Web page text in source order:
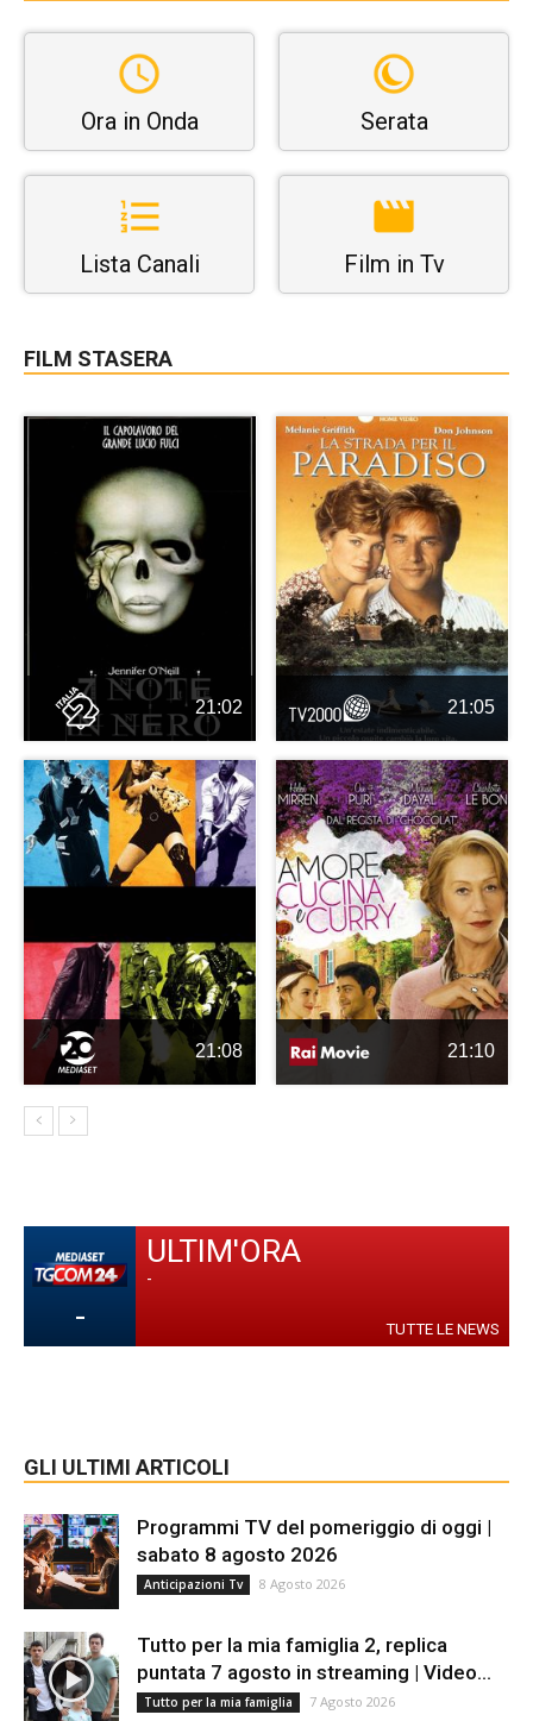
Ora in Onda Serata
Lista Canali Film in Tv
FILM STASERA
21:02 21:05
21:08 21:10
-
ULTIM'ORA
-
TUTTE LE NEWS
GLI ULTIMI ARTICOLI
Programmi TV del pomeriggio di oggi |
sabato 8 agosto 2026
Anticipazioni Tv 8 Agosto 2026
Tutto per la mia famiglia 2, replica
puntata 7 agosto in streaming | Video...
Tutto per la mia famiglia 7 Agosto 2026